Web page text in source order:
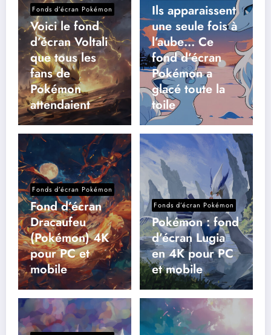
Fonds d’écran Pokémon
Voici le fond
d’écran Voltali
que tous les
fans de
Pokémon
attendaient
Ils apparaissent
une seule fois à
l’aube… Ce
fond d’écran
Pokémon a
glacé toute la
toile
Fonds d’écran Pokémon
Fond d’écran
Dracaufeu
(Pokémon) 4K
pour PC et
mobile
Fonds d’écran Pokémon
Pokémon : fond
d’écran Lugia
en 4K pour PC
et mobile